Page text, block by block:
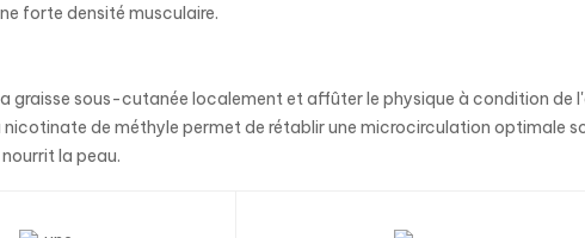
forte densité musculaire.
sous-cutanée localement et affûter le physique à condition de
de méthyle permet de rétablir une microcirculation optimale
la peau.